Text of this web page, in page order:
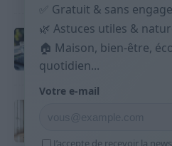
Budget mensuel :
répartir son
9 avril 2026
Sport 10
9 avril 2026
✅ Gratuit & sans
🌿 Astuces utiles &
🏠 Maison, bien-être,
quotidien...
Votre e-mail
J’accepte de recevoir la